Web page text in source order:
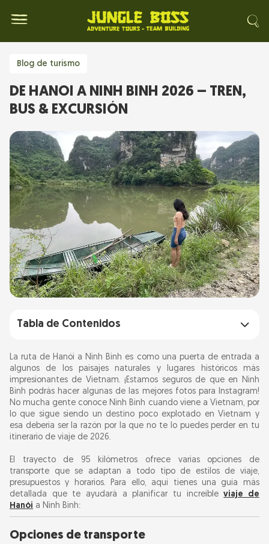
Blog de turismo
DE HANOI A NINH BINH 2026 – TREN,
BUS & EXCURSIÓN
Tabla de Contenidos
Opciones de transporte
En tren
Autobús
Coche privado o taxi
Motocicleta
Furgoneta limusina
Lo más destacado de Ninh Binh
Consejos de viaje geniales
Visitas guiadas
La ruta de Hanói a Ninh Binh es como una puerta de entrada a
algunos de los paisajes naturales y lugares históricos más
impresionantes de Vietnam. ¡Estamos seguros de que en Ninh
Binh podrás hacer algunas de las mejores fotos para Instagram!
No mucha gente conoce Ninh Binh cuando viene a Vietnam, por
lo que sigue siendo un destino poco explotado en Vietnam y
esa debería ser la razón por la que no te lo puedes perder en tu
itinerario de viaje de 2026.
El trayecto de 95 kilómetros ofrece varias opciones de
transporte que se adaptan a todo tipo de estilos de viaje,
presupuestos y horarios. Para ello, aquí tienes una guía más
detallada que te ayudará a planificar tu increíbleviaje de
Hanói a Ninh Binh:
Opciones de transporte